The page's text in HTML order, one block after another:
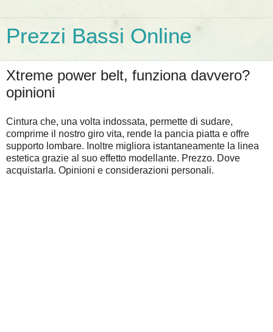
Prezzi Bassi Online
Xtreme power belt, funziona davvero?
opinioni
Cintura che, una volta indossata, permette di sudare,
comprime il nostro giro vita, rende la pancia piatta e offre
supporto lombare. Inoltre migliora istantaneamente la linea
estetica grazie al suo effetto modellante. Prezzo. Dove
acquistarla. Opinioni e considerazioni personali.